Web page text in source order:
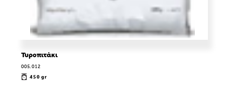
Τυροπιτάκι
005.012
450 gr